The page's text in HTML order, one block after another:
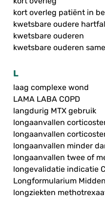
kort overleg patiënt in
kwetsbare oudere
kwetsbare ouderen
kwetsbare ouderen
L
laag complexe wond
LAMA LABA COPD
langdurig MTX gebruik
longaanvallen
longaanvallen
longaanvallen minder
longaanvallen twee of
longevalidatie indicatie
Longformularium
longziekten